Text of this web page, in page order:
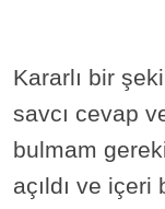
Kararlı bir
savcı cevap
bulmam
açıldı ve